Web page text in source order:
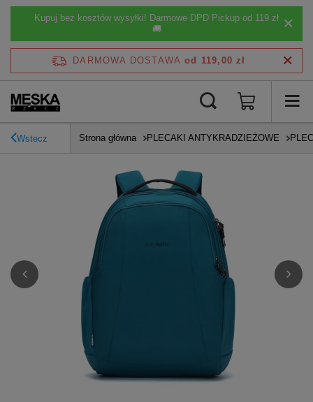
Kupuj bez kosztów wysyłki! Darmowe DPD Pickup od 119 zł
🚚
DARMOWA DOSTAWA od 119,00 zł
Wstecz Strona główna PLECAKI ANTYKRADZIEŻOWE